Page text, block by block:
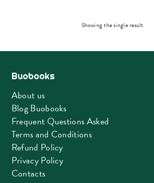
Showing the single result
Buobooks
About us
Blog Buobooks
Frequent Questions Asked
Terms and Conditions
Refund Policy
Privacy Policy
Contacts